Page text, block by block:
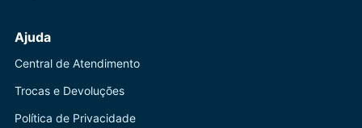
Ajuda
Central de Atendimento
Trocas e Devoluções
Política de Privacidade